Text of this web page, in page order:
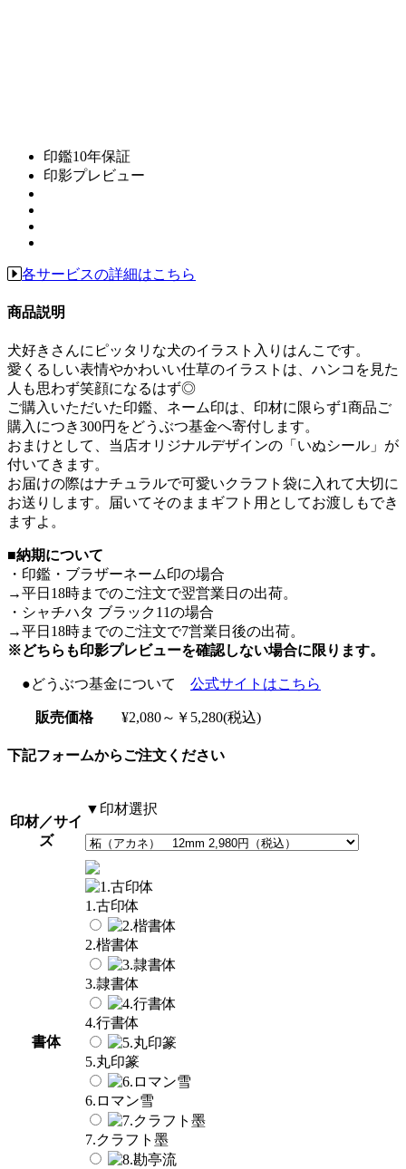
印鑑10年保証
印影プレビュー
各サービスの詳細はこちら
商品説明
犬好きさんにピッタリな犬のイラスト入りはんこです。
愛くるしい表情やかわいい仕草のイラストは、ハンコを見た
人も思わず笑顔になるはず◎
ご購入いただいた印鑑、ネーム印は、印材に限らず1商品ご
購入につき300円をどうぶつ基金へ寄付します。
おまけとして、当店オリジナルデザインの「いぬシール」が
付いてきます。
お届けの際はナチュラルで可愛いクラフト袋に入れて大切に
お送りします。届いてそのままギフト用としてお渡しもでき
ますよ。
■納期について
・印鑑・ブラザーネーム印の場合
→平日18時までのご注文で翌営業日の出荷。
・シャチハタ ブラック11の場合
→平日18時までのご注文で7営業日後の出荷。
※どちらも印影プレビューを確認しない場合に限ります。
●どうぶつ基金について 公式サイトはこちら
販売価格 ¥2,080～￥5,280(税込)
下記フォームからご注文ください
印材／サイ
ズ
▼印材選択
書体
1.古印体
2.楷書体
3.隷書体
4.行書体
5.丸印篆
6.ロマン雪
7.クラフト墨